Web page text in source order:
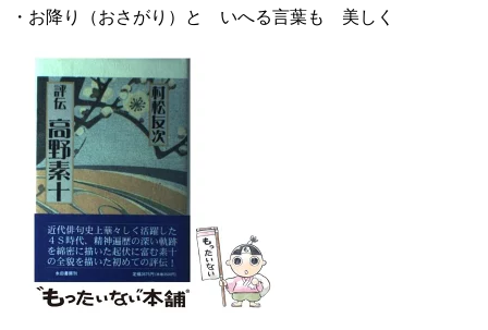
・お降り（おさがり）と いへる言葉も 美しく